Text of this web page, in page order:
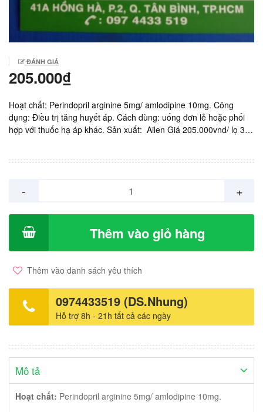
ĐÁNH GIÁ
205.000₫
Hoạt chất: Perindopril arginine 5mg/ amlodipine 10mg. Công
dụng: Điều trị tăng huyết áp. Cách dùng: uống đơn lẻ hoặc phối
hợp với thuốc hạ áp khác. Sản xuất: Ailen Giá 205.000vnd/ lọ 30
- +
Thêm vào giỏ hàng
Thêm vào danh sách yêu thích
0974433519 (DS.Nhung)
Hỗ trợ 8h - 21h tất cả các ngày
Mô tả
Hoạt chất: Perindopril arginine 5mg/ amlodipine 10mg.